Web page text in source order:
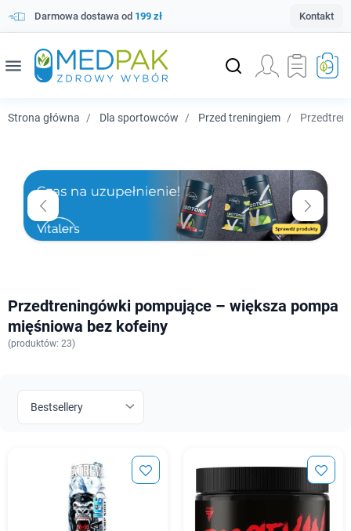
Darmowa dostawa od 199 zł Kontakt
menu
Strona główna Dla sportowców Przed treningiem
Przedtreningówki pompujące – większa pompa
mięśniowa bez kofeiny
(produktów: 23)